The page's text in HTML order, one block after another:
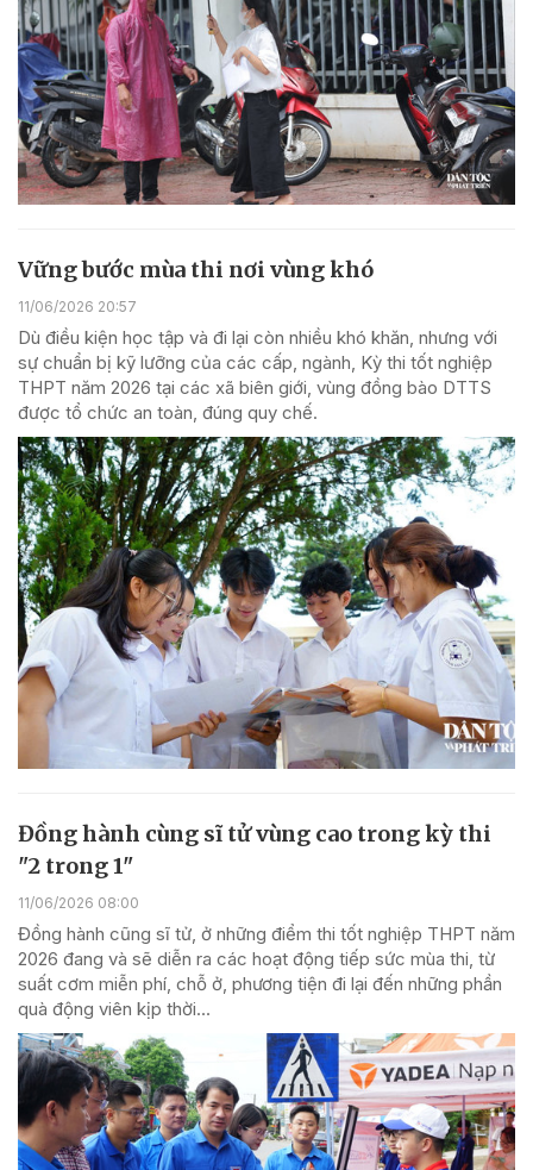
Vững bước mùa thi nơi vùng khó
11/06/2026 20:57
Dù điều kiện học tập và đi lại còn nhiều khó khăn, nhưng với
sự chuẩn bị kỹ lưỡng của các cấp, ngành, Kỳ thi tốt nghiệp
THPT năm 2026 tại các xã biên giới, vùng đồng bào DTTS
được tổ chức an toàn, đúng quy chế.
Đồng hành cùng sĩ tử vùng cao trong kỳ thi
"2 trong 1"
11/06/2026 08:00
Đồng hành cũng sĩ tử, ở những điểm thi tốt nghiệp THPT năm
2026 đang và sẽ diễn ra các hoạt động tiếp sức mùa thi, từ
suất cơm miễn phí, chỗ ở, phương tiện đi lại đến những phần
quà động viên kịp thời…